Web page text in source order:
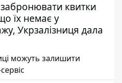
квитки
їх немає у
Укрзалізниця дала
можуть залишити